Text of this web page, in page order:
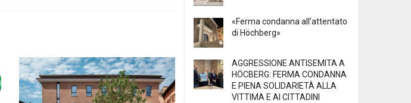
«Ferma condanna all’attentato
di Höchberg»
AGGRESSIONE ANTISEMITA A
HÖCBERG: FERMA CONDANNA
E PIENA SOLIDARIETÀ ALLA
VITTIMA E AI CITTADINI